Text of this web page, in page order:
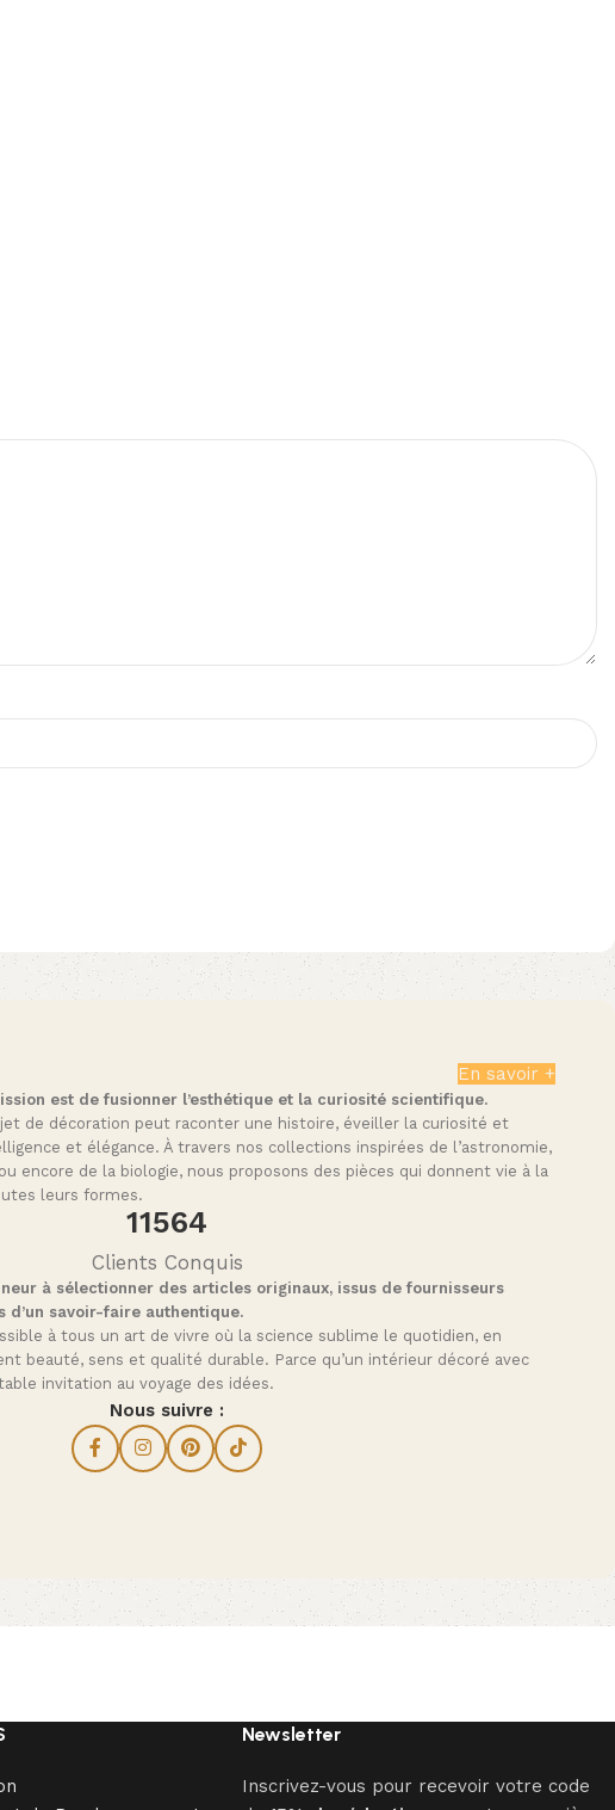
En savoir +
est de fusionner l’esthétique et la curiosité scientifique.
de décoration peut raconter une histoire, éveiller la curiosité et
et élégance. À travers nos collections inspirées de l’astronomie,
encore de la biologie, nous proposons des pièces qui donnent vie à la
leurs formes.
11564
Clients Conquis
à sélectionner des articles originaux, issus de fournisseurs
d’un savoir-faire authentique.
à tous un art de vivre où la science sublime le quotidien, en
beauté, sens et qualité durable. Parce qu’un intérieur décoré avec
invitation au voyage des idées.
Nous suivre :
Newsletter
Inscrivez-vous pour recevoir votre code